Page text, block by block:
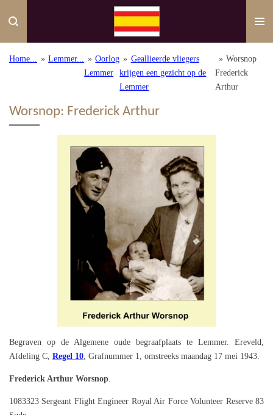
direct
de
Home... » Lemmer... » Oorlog
Lemmer
» Geallieerde vliegers
krijgen een gezicht op de
Lemmer
» Worsnop
Frederick
Arthur
Worsnop: Frederick Arthur
Begraven op de Algemene oude begraafplaats te Lemmer. Ereveld,
Afdeling C, Regel 10 , Grafnummer 1, omstreeks maandag 17 mei 1943.
Frederick Arthur Worsnop
1083323 Sergeant Flight Engineer Royal Air Force Volunteer Reserve 83